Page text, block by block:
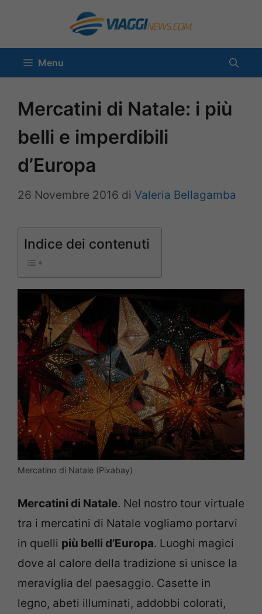
contenuto
Menu
Mercatini di Natale: i più
belli e imperdibili
d’Europa
26 Novembre 2016 di Valeria Bellagamba
Indice dei contenuti
Mercatino di Natale (Pixabay)
Mercatini di Natale. Nel nostro tour virtuale
tra i mercatini di Natale vogliamo portarvi
in quelli più belli d’Europa. Luoghi magici
dove al calore della tradizione si unisce la
meraviglia del paesaggio. Casette in
legno, abeti illuminati, addobbi colorati,